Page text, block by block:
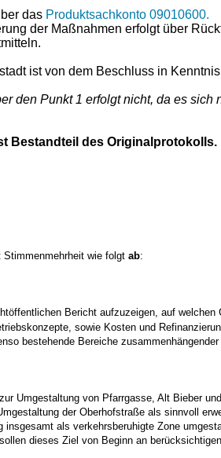
das Produktsachkonto
der Maßnahmen erfolgt über
ist von dem Beschluss in
den Punkt 1 erfolgt nicht, da es sich
Bestandteil des Originalprotokolls.
wie folgt ab:
Bericht aufzuzeigen, auf
sowie Kosten und
bestehende Bereiche
Umgestaltung von Pfarrgasse, Alt Bieber
der Oberhofstraße als sinnvoll
als verkehrsberuhigte Zone
dieses Ziel von Beginn an